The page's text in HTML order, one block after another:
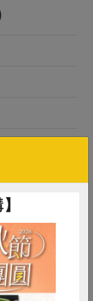
種、無農藥
，搭配毛
養過程不施
生素，天然